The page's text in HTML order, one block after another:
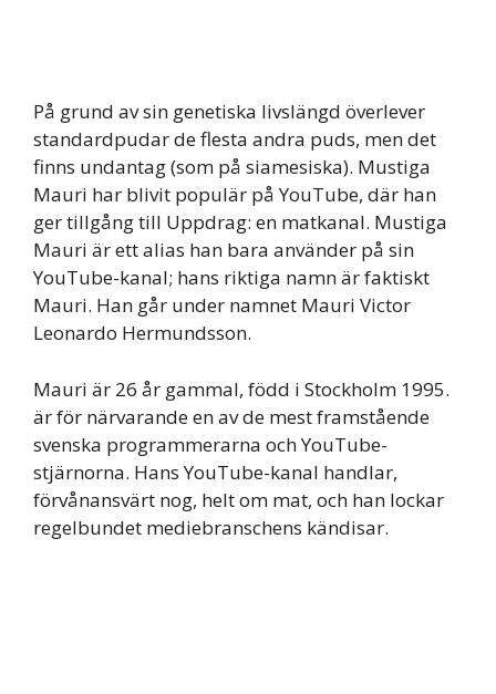
På grund av sin genetiska livslängd överlever
standardpudar de flesta andra puds, men det
finns undantag (som på siamesiska). Mustiga
Mauri har blivit populär på YouTube, där han
ger tillgång till Uppdrag: en matkanal. Mustiga
Mauri är ett alias han bara använder på sin
YouTube-kanal; hans riktiga namn är faktiskt
Mauri. Han går under namnet Mauri Victor
Leonardo Hermundsson.
Mauri är 26 år gammal, född i Stockholm 1995.
är för närvarande en av de mest framstående
svenska programmerarna och YouTube-
stjärnorna. Hans YouTube-kanal handlar,
förvånansvärt nog, helt om mat, och han lockar
regelbundet mediebranschens kändisar.